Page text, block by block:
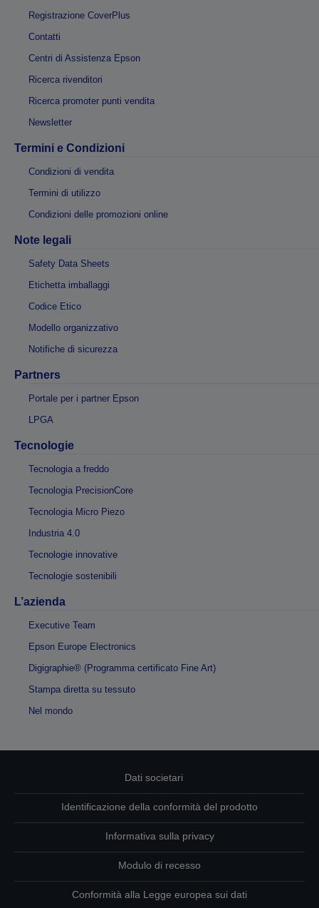
Registrazione CoverPlus
Contatti
Centri di Assistenza Epson
Ricerca rivenditori
Ricerca promoter punti vendita
Newsletter
Termini e Condizioni
Condizioni di vendita
Termini di utilizzo
Condizioni delle promozioni online
Note legali
Safety Data Sheets
Etichetta imballaggi
Codice Etico
Modello organizzativo
Notifiche di sicurezza
Partners
Portale per i partner Epson
LPGA
Tecnologie
Tecnologia a freddo
Tecnologia PrecisionCore
Tecnologia Micro Piezo
Industria 4.0
Tecnologie innovative
Tecnologie sostenibili
L’azienda
Executive Team
Epson Europe Electronics
Digigraphie® (Programma certificato Fine Art)
Stampa diretta su tessuto
Nel mondo
Dati societari
Identificazione della conformità del prodotto
Informativa sulla privacy
Modulo di recesso
Conformità alla Legge europea sui dati